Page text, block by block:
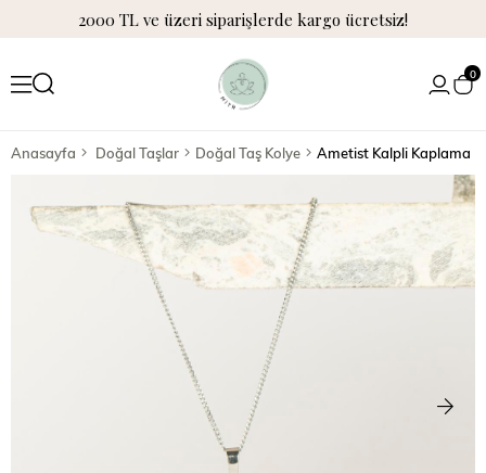
2000 TL ve üzeri siparişlerde kargo ücretsiz!
0
Anasayfa Doğal Taşlar Doğal Taş Kolye Ametist Kalpli Kaplama